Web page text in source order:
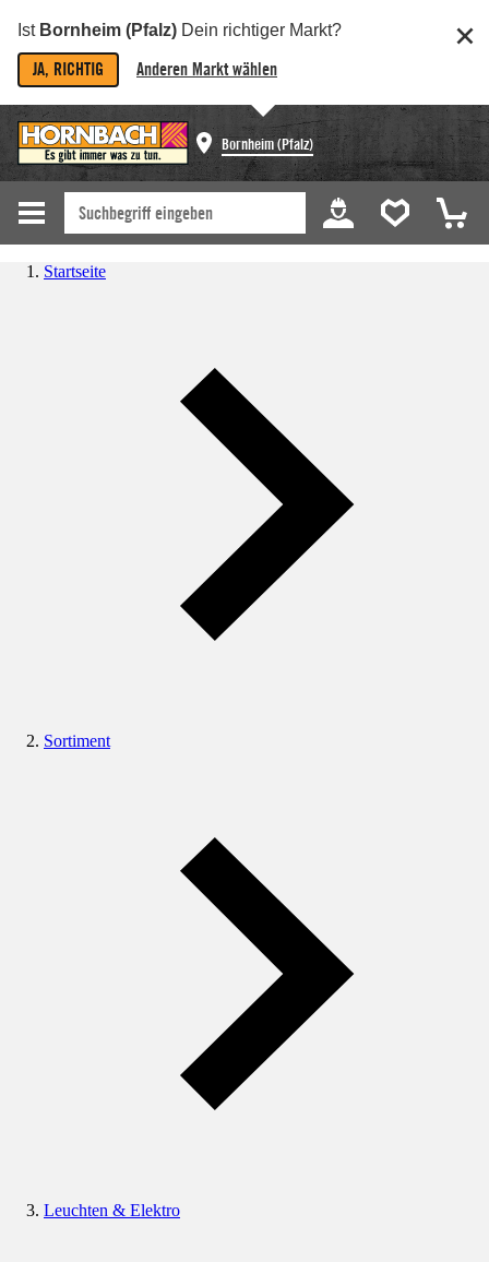
Ist Bornheim (Pfalz) Dein richtiger Markt?
JA, RICHTIG Anderen Markt wählen
Bornheim (Pfalz)
Startseite
Sortiment
Leuchten & Elektro